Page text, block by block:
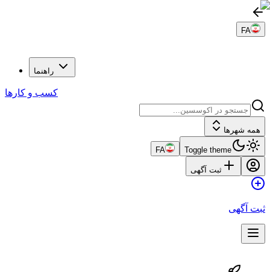
FA
راهنما
کسب و کارها
همه شهرها
Toggle theme
FA
ثبت آگهی
ثبت آگهی